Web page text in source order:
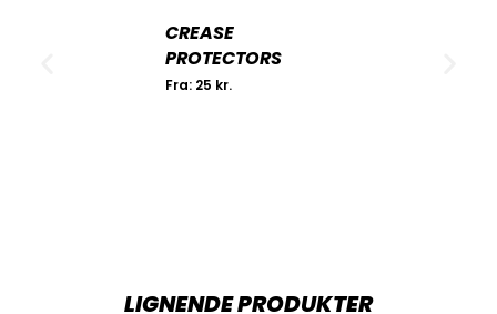
CREASE
PROTECTORS
Fra: 25 kr.
LIGNENDE PRODUKTER